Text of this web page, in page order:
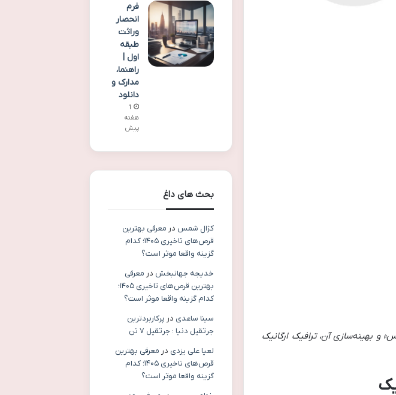
و بهینه‌سازی آن، ترافیک ارگانیک
فرم
انحصار
وراثت
طبقه
اول |
راهنما،
مدارک و
دانلود
1
هفته
پیش
بحث های داغ
کژال شمس در معرفی بهترین
قرص‌های تاخیری ۱۴۰۵؛ کدام
گزینه واقعا موثر است؟
خدیجه جهانبخش در معرفی
بهترین قرص‌های تاخیری ۱۴۰۵؛
کدام گزینه واقعا موثر است؟
سینا ساعدی در پرکاربردترین
جرثقیل دنیا : جرثقیل ۷ تن
لعیا علی یزدی در معرفی بهترین
قرص‌های تاخیری ۱۴۰۵؛ کدام
گزینه واقعا موثر است؟